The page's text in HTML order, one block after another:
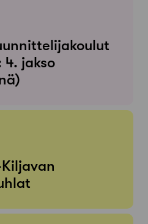
4. jakso